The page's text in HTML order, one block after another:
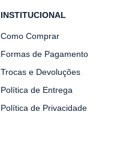
INSTITUCIONAL
Como Comprar
Formas de Pagamento
Trocas e Devoluções
Política de Entrega
Política de Privacidade